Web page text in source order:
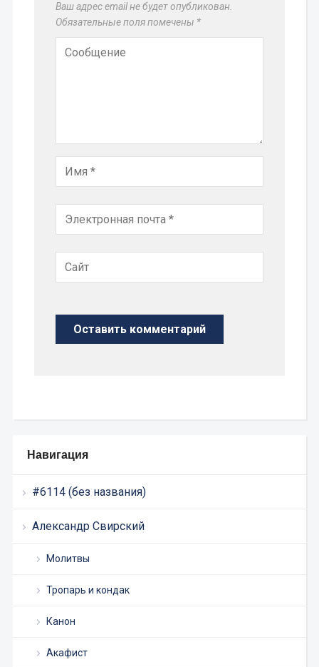
Навигация
#6114 (без названия)
Александр Свирский
Молитвы
Тропарь и кондак
Канон
Акафист
Ваш адрес email не будет опубликован.
Обязательные поля помечены *